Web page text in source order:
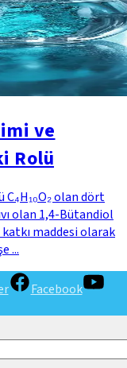
ve
Rolü
olan dört
olan 1,4-Bütandiol
maddesi olarak
...
Facebook